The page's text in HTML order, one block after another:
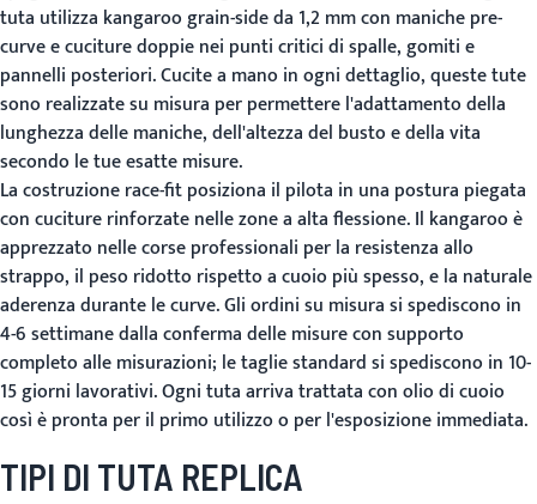
tuta utilizza kangaroo grain-side da 1,2 mm con maniche pre-
curve e cuciture doppie nei punti critici di spalle, gomiti e
pannelli posteriori. Cucite a mano in ogni dettaglio, queste tute
sono realizzate su misura per permettere l'adattamento della
lunghezza delle maniche, dell'altezza del busto e della vita
secondo le tue esatte misure.
La costruzione race-fit posiziona il pilota in una postura piegata
con cuciture rinforzate nelle zone a alta flessione. Il kangaroo è
apprezzato nelle corse professionali per la resistenza allo
strappo, il peso ridotto rispetto a cuoio più spesso, e la naturale
aderenza durante le curve. Gli ordini su misura si spediscono in
4-6 settimane dalla conferma delle misure con supporto
completo alle misurazioni; le taglie standard si spediscono in 10-
15 giorni lavorativi. Ogni tuta arriva trattata con olio di cuoio
così è pronta per il primo utilizzo o per l'esposizione immediata.
TIPI DI TUTA REPLICA